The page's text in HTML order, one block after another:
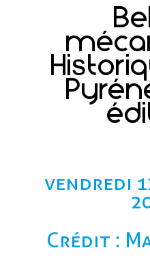
vendredi
Crédit :